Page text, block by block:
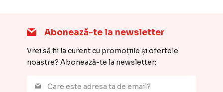
Abonează-te la newsletter
Vrei să fii la curent cu promoțiile și ofertele
noastre? Abonează-te la newsletter: